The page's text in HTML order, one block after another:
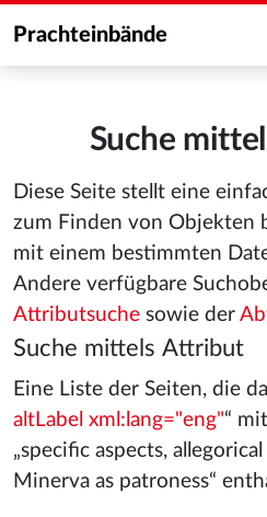
Prachteinbände
Suche
Diese Seite stellt eine
zum Finden von Objekten
mit einem bestimmten
Andere verfügbare
Attributsuche sowie der
Suche mittels Attribut
Eine Liste der Seiten, die
altLabel xml:lang="eng"“
„specific aspects,
Minerva as patroness“